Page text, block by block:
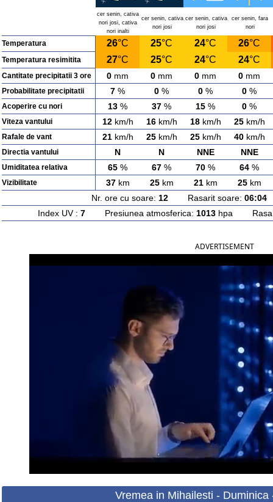
cer senin, cativa
nori josi, cativa
nori inalti
cer senin, cativa
nori josi
cer senin, cativa
nori josi
cer senin, fara
nori
Temperatura 26°C 25°C 24°C 26°C
Temperatura resimitita 27°C 25°C 24°C 24°C
Cantitate precipitatii 3 ore 0 mm 0 mm 0 mm 0 mm
Probabilitate precipitatii 7 % 0 % 0 % 0 %
Acoperire cu nori 13 % 37 % 15 % 0 %
Viteza vantului 12km/h 16km/h 18km/h 25km/h
Rafale de vant 21km/h 25km/h 25km/h 40km/h
Directia vantului N N NNE NNE
Umiditatea relativa 65 % 67 % 70 % 64 %
Vizibilitate 37km 25km 21km 25km
Nr. ore cu soare: 12Rasarit soare: 06:04
Index UV : 7Presiunea atmosferica: 1013hpa
ADVERTISEMENT
Vremea in Mihailesti - Duminica